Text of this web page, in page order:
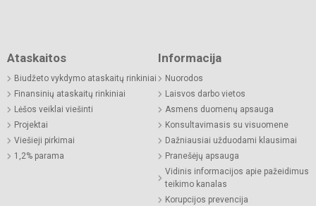
Ataskaitos
Biudžeto vykdymo ataskaitų rinkiniai
Finansinių ataskaitų rinkiniai
Lėšos veiklai viešinti
Projektai
Viešieji pirkimai
1,2% parama
Informacija
Nuorodos
Laisvos darbo vietos
Asmens duomenų apsauga
Konsultavimasis su visuomene
Dažniausiai užduodami klausimai
Pranešėjų apsauga
Vidinis informacijos apie pažeidimus
teikimo kanalas
Korupcijos prevencija